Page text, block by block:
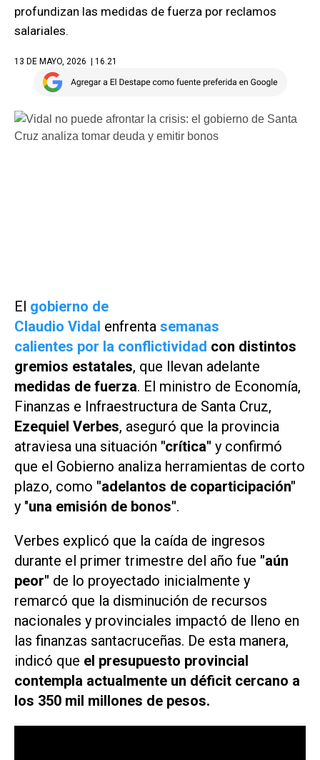
profundizan las medidas de fuerza por reclamos
salariales.
13 DE MAYO, 2026 | 16.21
El gobierno de
Claudio Vidal enfrenta semanas
calientes por la conflictividad con distintos
gremios estatales, que llevan adelante
medidas de fuerza. El ministro de Economía,
Finanzas e Infraestructura de Santa Cruz,
Ezequiel Verbes, aseguró que la provincia
atraviesa una situación "crítica" y confirmó
que el Gobierno analiza herramientas de corto
plazo, como "adelantos de coparticipación"
y "una emisión de bonos".
Verbes explicó que la caída de ingresos
durante el primer trimestre del año fue "aún
peor" de lo proyectado inicialmente y
remarcó que la disminución de recursos
nacionales y provinciales impactó de lleno en
las finanzas santacruceñas. De esta manera,
indicó que el presupuesto provincial
contempla actualmente un déficit cercano a
los 350 mil millones de pesos.